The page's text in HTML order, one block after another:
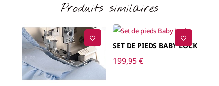
Produits similaires
SET DE PIEDS BABY LOCK
199,95€